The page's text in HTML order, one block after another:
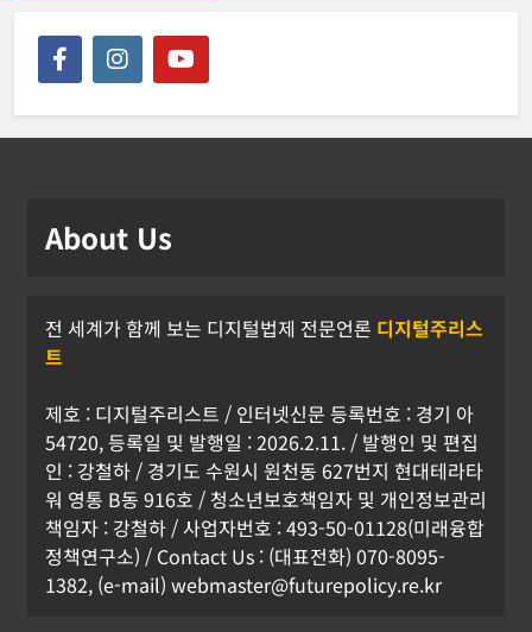
About Us
전 세계가 함께 보는 디지털법제 전문언론 디지털주리스
트
제호 : 디지털주리스트 / 인터넷신문 등록번호 : 경기 아
54720, 등록일 및 발행일 : 2026.2.11. / 발행인 및 편집
인 : 강철하 / 경기도 수원시 원천동 627번지 현대테라타
워 영통 B동 916호 / 청소년보호책임자 및 개인정보관리
책임자 : 강철하 / 사업자번호 : 493-50-01128(미래융합
정책연구소) / Contact Us : (대표전화) 070-8095-
1382, (e-mail) webmaster@futurepolicy.re.kr